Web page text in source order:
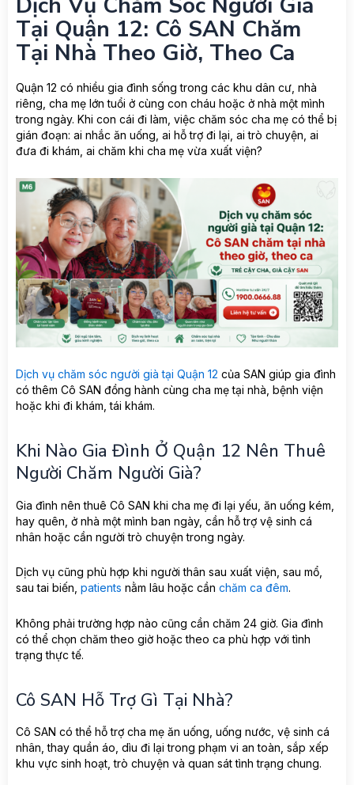
Tại Quận 12: Cô SAN Chăm
Tại Nhà Theo Giờ, Theo Ca
Quận 12 có nhiều gia đình sống trong các khu dân cư, nhà
riêng, cha mẹ lớn tuổi ở cùng con cháu hoặc ở nhà một mình
trong ngày. Khi con cái đi làm, việc chăm sóc cha mẹ có thể bị
gián đoạn: ai nhắc ăn uống, ai hỗ trợ đi lại, ai trò chuyện, ai
đưa đi khám, ai chăm khi cha mẹ vừa xuất viện?
Dịch vụ chăm sóc người già tại Quận 12 của SAN giúp gia đình
có thêm Cô SAN đồng hành cùng cha mẹ tại nhà, bệnh viện
hoặc khi đi khám, tái khám.
Khi Nào Gia Đình Ở Quận 12 Nên Thuê
Người Chăm Người Già?
Gia đình nên thuê Cô SAN khi cha mẹ đi lại yếu, ăn uống kém,
hay quên, ở nhà một mình ban ngày, cần hỗ trợ vệ sinh cá
nhân hoặc cần người trò chuyện trong ngày.
Dịch vụ cũng phù hợp khi người thân sau xuất viện, sau mổ,
sau tai biến, patients nằm lâu hoặc cần chăm ca đêm.
Không phải trường hợp nào cũng cần chăm 24 giờ. Gia đình
có thể chọn chăm theo giờ hoặc theo ca phù hợp với tình
trạng thực tế.
Cô SAN Hỗ Trợ Gì Tại Nhà?
Cô SAN có thể hỗ trợ cha mẹ ăn uống, uống nước, vệ sinh cá
nhân, thay quần áo, dìu đi lại trong phạm vi an toàn, sắp xếp
khu vực sinh hoạt, trò chuyện và quan sát tình trạng chung.